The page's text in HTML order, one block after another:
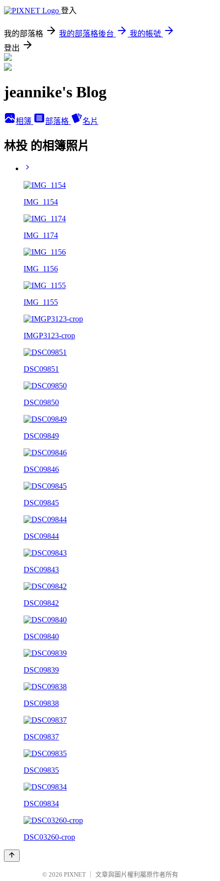
登入
我的部落格 我的部落格後台
我的帳號
登出
jeannike's Blog
相簿 部落格 名片
林投 的相簿照片
IMG_1154
IMG_1174
IMG_1156
IMG_1155
IMGP3123-crop
DSC09851
DSC09850
DSC09849
DSC09846
DSC09845
DSC09844
DSC09843
DSC09842
DSC09840
DSC09839
DSC09838
DSC09837
DSC09835
DSC09834
DSC03260-crop
© 2026 PIXNET
文章與圖片權利屬原作者所有